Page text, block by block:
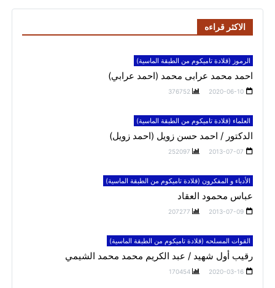
الاكثر قراءه
الرموز (قلادة تاميكوم من الطبقة الماسية)
احمد محمد عرابى محمد (احمد عرابي)
2020-06-10
376752
العلماء (قلادة تاميكوم من الطبقة الماسية)
الدكتور / احمد حسن زويل (احمد زويل)
2013-07-07
252097
الأدباء و المفكرون (قلادة تاميكوم من الطبقة الماسية)
عباس محمود العقاد
2013-07-09
207277
القوات المسلحه (قلادة تاميكوم من الطبقة الماسية)
رقيب أول شهيد / عبد الكريم محمد محمد الشيمي
2020-03-16
170454